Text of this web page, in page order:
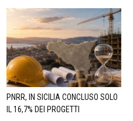
PNRR, IN SICILIA CONCLUSO SOLO
IL 16,7% DEI PROGETTI